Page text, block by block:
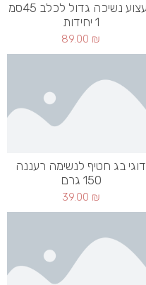
צעצוע נשיכה גדול לכלב 45סמ
1 יחידות
89.00 ₪
דוגי בג חטיף לנשימה רעננה
150 גרם
39.00 ₪